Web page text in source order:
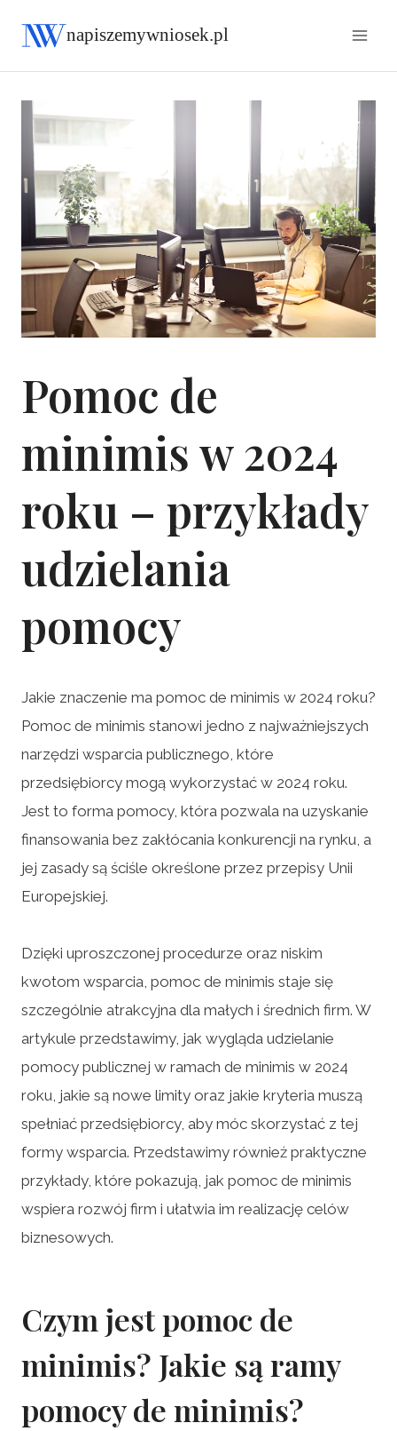
napiszemywniosek.pl
Pomoc de
minimis w 2024
roku – przykłady
udzielania
pomocy
Jakie znaczenie ma pomoc de minimis w 2024 roku?
Pomoc de minimis stanowi jedno z najważniejszych
narzędzi wsparcia publicznego, które
przedsiębiorcy mogą wykorzystać w 2024 roku.
Jest to forma pomocy, która pozwala na uzyskanie
finansowania bez zakłócania konkurencji na rynku, a
jej zasady są ściśle określone przez przepisy Unii
Europejskiej.
Dzięki uproszczonej procedurze oraz niskim
kwotom wsparcia, pomoc de minimis staje się
szczególnie atrakcyjna dla małych i średnich firm. W
artykule przedstawimy, jak wygląda udzielanie
pomocy publicznej w ramach de minimis w 2024
roku, jakie są nowe limity oraz jakie kryteria muszą
spełniać przedsiębiorcy, aby móc skorzystać z tej
formy wsparcia. Przedstawimy również praktyczne
przykłady, które pokazują, jak pomoc de minimis
wspiera rozwój firm i ułatwia im realizację celów
biznesowych.
Czym jest pomoc de
minimis? Jakie są ramy
pomocy de minimis?